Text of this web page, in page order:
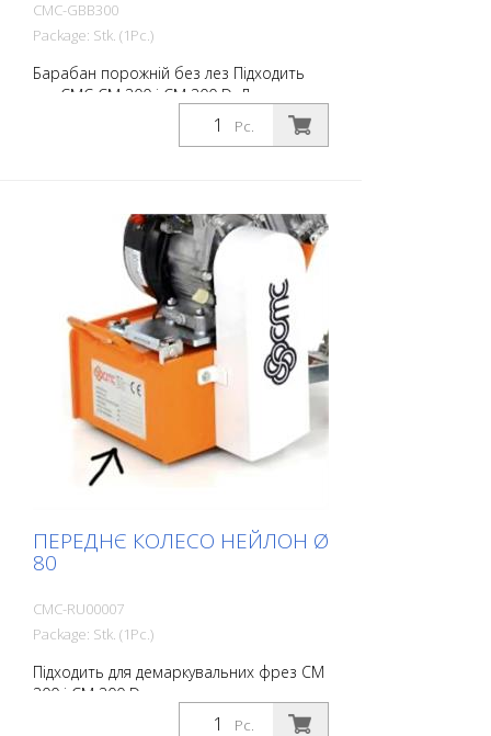
CMC-GBB300
Package: Stk. (1Pc.)
Барабан порожній без лез Підходить
для CMC CM 300 і CM 300 D. Див. номер
Pc.
ПЕРЕДНЄ КОЛЕСО НЕЙЛОН Ø
80
CMC-RU00007
Package: Stk. (1Pc.)
Підходить для демаркувальних фрез CM
300 і CM 300 D.
Pc.